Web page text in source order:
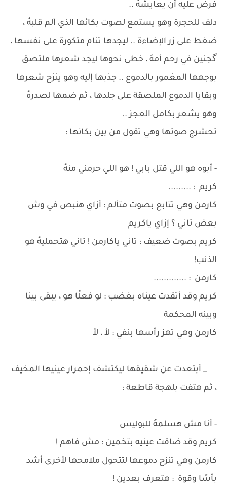
فُرض عليه أن يعايشهُ ..
دلف للحجرة وهو يستمع لصوت بكائها الذي آلم قلبهُ ،
ضغط على زر الإضاءة .. ليجدها تنام متكورة على نفسها ،
گجنين في رحم أمهُ ، خطى نحوها ليجد شعرها ملتصق
بوجهها المغمور بالدموع .. جذبها إليه وهو ينزح شعرها
وبقايا الدموع الملصقة على جلدها ، ثم ضمها لصدرهُ
وهو يشعر بكامل العجز ..
تحشرج صوتها وهي تقول من بين بكائها :
- أبوه هو اللي قتل بابي ! هو اللي حرمني منهُ
كريم : .........
كارمن وهي تتابع بصوت متألم : أزاي هنبص في وش
بعض تاني ؟ إزاي ياكريم
كريم بصوت ضعيف : تاني ياكارمن ! تاني هتحمليهُ هو
الذنب!
كارمن : .............
كريم وقد أتقدت عيناه بغضب : لو فعلًا هو ، يبقى بينا
وبينه المحكمة
كارمن وهي تهز رأسها بنفي : لأ ، لأ
_ أبتعدت عن شقيقها ليكتشف إحمرار عينيها المخيف
، ثم هتفت بلهجة قاطعة :
- أنا مش هسلمهُ للبوليس
كريم وقد ضاقت عينيه بتخمين : مش فاهم !
كارمن وهي تنزح دموعها لتتحول ملامحها لأخرى أشد
بأسًا وقوة : هتعرف بعدين !